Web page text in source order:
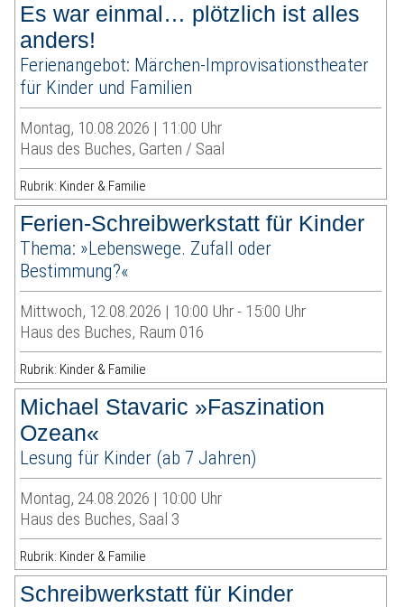
Es war einmal… plötzlich ist alles
anders!
Ferienangebot: Märchen-Improvisationstheater
für Kinder und Familien
Montag, 10.08.2026 | 11:00 Uhr
Haus des Buches, Garten / Saal
Rubrik: Kinder & Familie
Ferien-Schreibwerkstatt für Kinder
Thema: »Lebenswege. Zufall oder
Bestimmung?«
Mittwoch, 12.08.2026 | 10:00 Uhr - 15:00 Uhr
Haus des Buches, Raum 016
Rubrik: Kinder & Familie
Michael Stavaric »Faszination
Ozean«
Lesung für Kinder (ab 7 Jahren)
Montag, 24.08.2026 | 10:00 Uhr
Haus des Buches, Saal 3
Rubrik: Kinder & Familie
Schreibwerkstatt für Kinder